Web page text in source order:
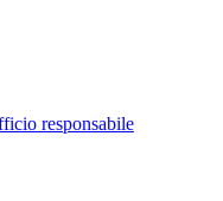
responsabile